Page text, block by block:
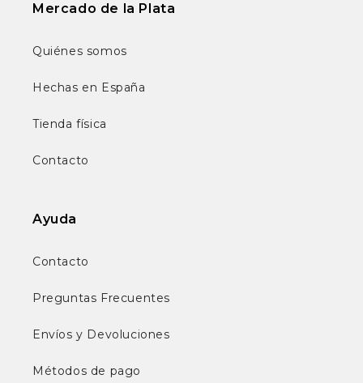
Mercado de la Plata
Quiénes somos
Hechas en España
Tienda física
Contacto
Ayuda
Contacto
Preguntas Frecuentes
Envíos y Devoluciones
Métodos de pago